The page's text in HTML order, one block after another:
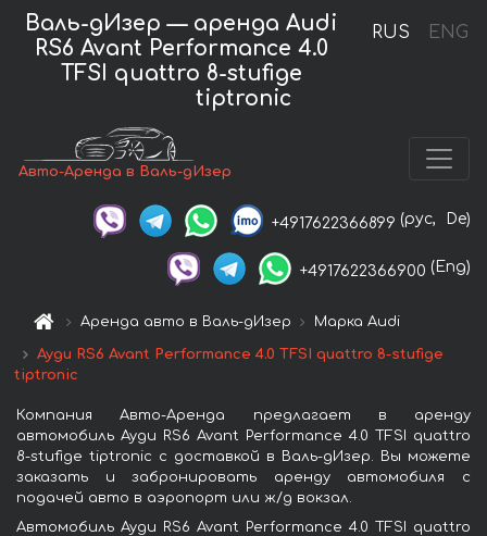
RUS ENG
Валь-дИзер — аренда Audi
RS6 Avant Performance 4.0
TFSI quattro 8-stufige
tiptronic
Авто-Аренда в Валь-дИзер
+4917622366899 (рус, De)
+4917622366900 (Eng)
Аренда авто в Валь-дИзер Марка Audi
Ауди RS6 Avant Performance 4.0 TFSI quattro 8-stufige
tiptronic
Компания Авто-Аренда предлагает в аренду
автомобиль Ауди RS6 Avant Performance 4.0 TFSI quattro
8-stufige tiptronic с доставкой в Валь-дИзер. Вы можете
заказать и забронировать аренду автомобиля с
подачей авто в аэропорт или ж/д вокзал.
Автомобиль Ауди RS6 Avant Performance 4.0 TFSI quattro